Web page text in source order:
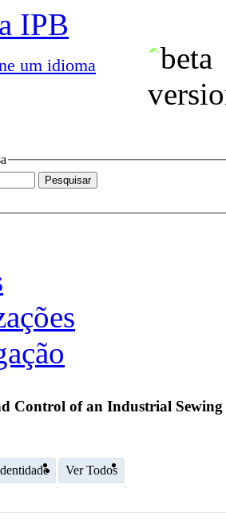
IPB
um idioma
Control of an Industrial
Ver Todos